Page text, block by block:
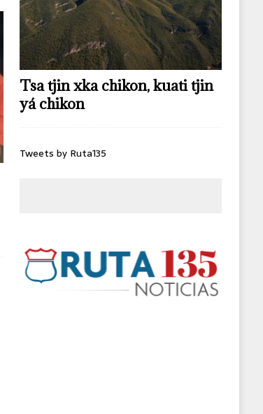
Tsa tjin xka chikon, kuati tjin
yá chikon
Tweets by Ruta135